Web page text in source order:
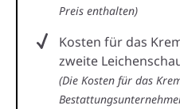
Preis enthalten)
Kosten für das
zweite
(Die Kosten für das